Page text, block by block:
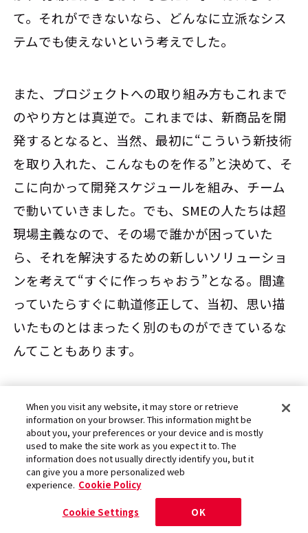
て。それができないなら、どんなに立派なシス
テムでも使えないという考えでした。
また、プロジェクトへの取り組み方もこれまで
のやり方とは真逆で。これまでは、新商品を開
発するとなると、当然、最初に“こういう新技術
を取り入れた、こんなものを作る”と決めて、そ
こに向かって開発スケジュールを組み、チーム
で動いていきました。でも、SMEの人たちは超
現場主義なので、その場で誰かが困っていた
ら、それを解決するための新しいソリューショ
ンを考えて“すぐに作っちゃおう”となる。間違
っていたらすぐに軌道修正して、当初、思い描
いたものとはまったく別のものができているな
んてこともあります。
エンタテインメントに対して、これだけの熱量
と現場の知見を持っている人たちとの出会いは
衝撃的なものでした。「こういう価値観もある
んだな」とすごく新鮮に感じたのを覚えていま
す。
When you visit any website, it may store or retrieve
information on your browser. This information might be
about you, your preferences or your device and is mostly
used to make the site work as you expect it to. The
information does not usually directly identify you, but it
can give you a more personalized web
experience. Cookie Policy
Cookie Settings OK